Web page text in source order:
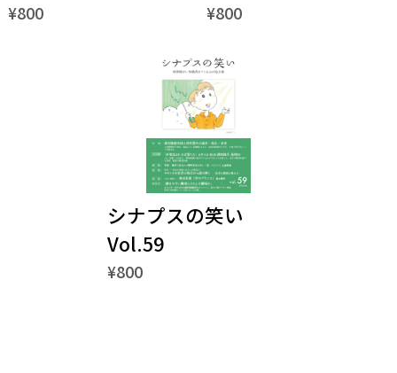
¥800 ¥800
シナプスの笑い
Vol.59
¥800